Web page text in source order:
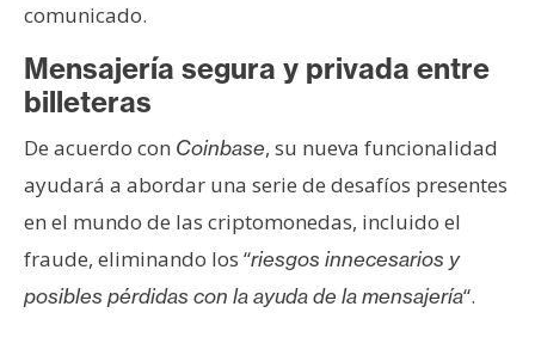
e
c
r
s
o
comunicado.
Mensajería segura y privada entre
billeteras
De acuerdo con Coinbase, su nueva funcionalidad
ayudará a abordar una serie de desafíos presentes
en el mundo de las criptomonedas, incluido el
fraude, eliminando los “riesgos innecesarios y
posibles pérdidas con la ayuda de la mensajería“.